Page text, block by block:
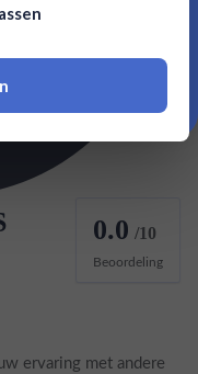
0.0 /10
Beoordeling
ervaring met andere